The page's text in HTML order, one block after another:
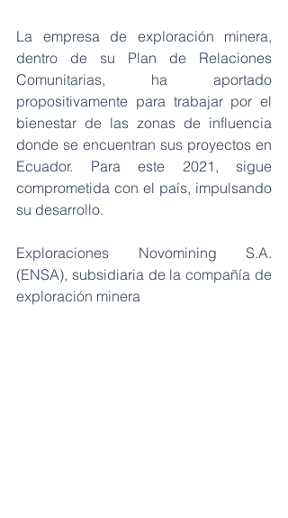
La empresa de exploración minera,
dentro de su Plan de Relaciones
Comunitarias, ha aportado
propositivamente para trabajar por el
bienestar de las zonas de influencia
donde se encuentran sus proyectos en
Ecuador. Para este 2021, sigue
comprometida con el país, impulsando
su desarrollo.
Exploraciones Novomining S.A.
(ENSA), subsidiaria de la compañía de
exploración minera